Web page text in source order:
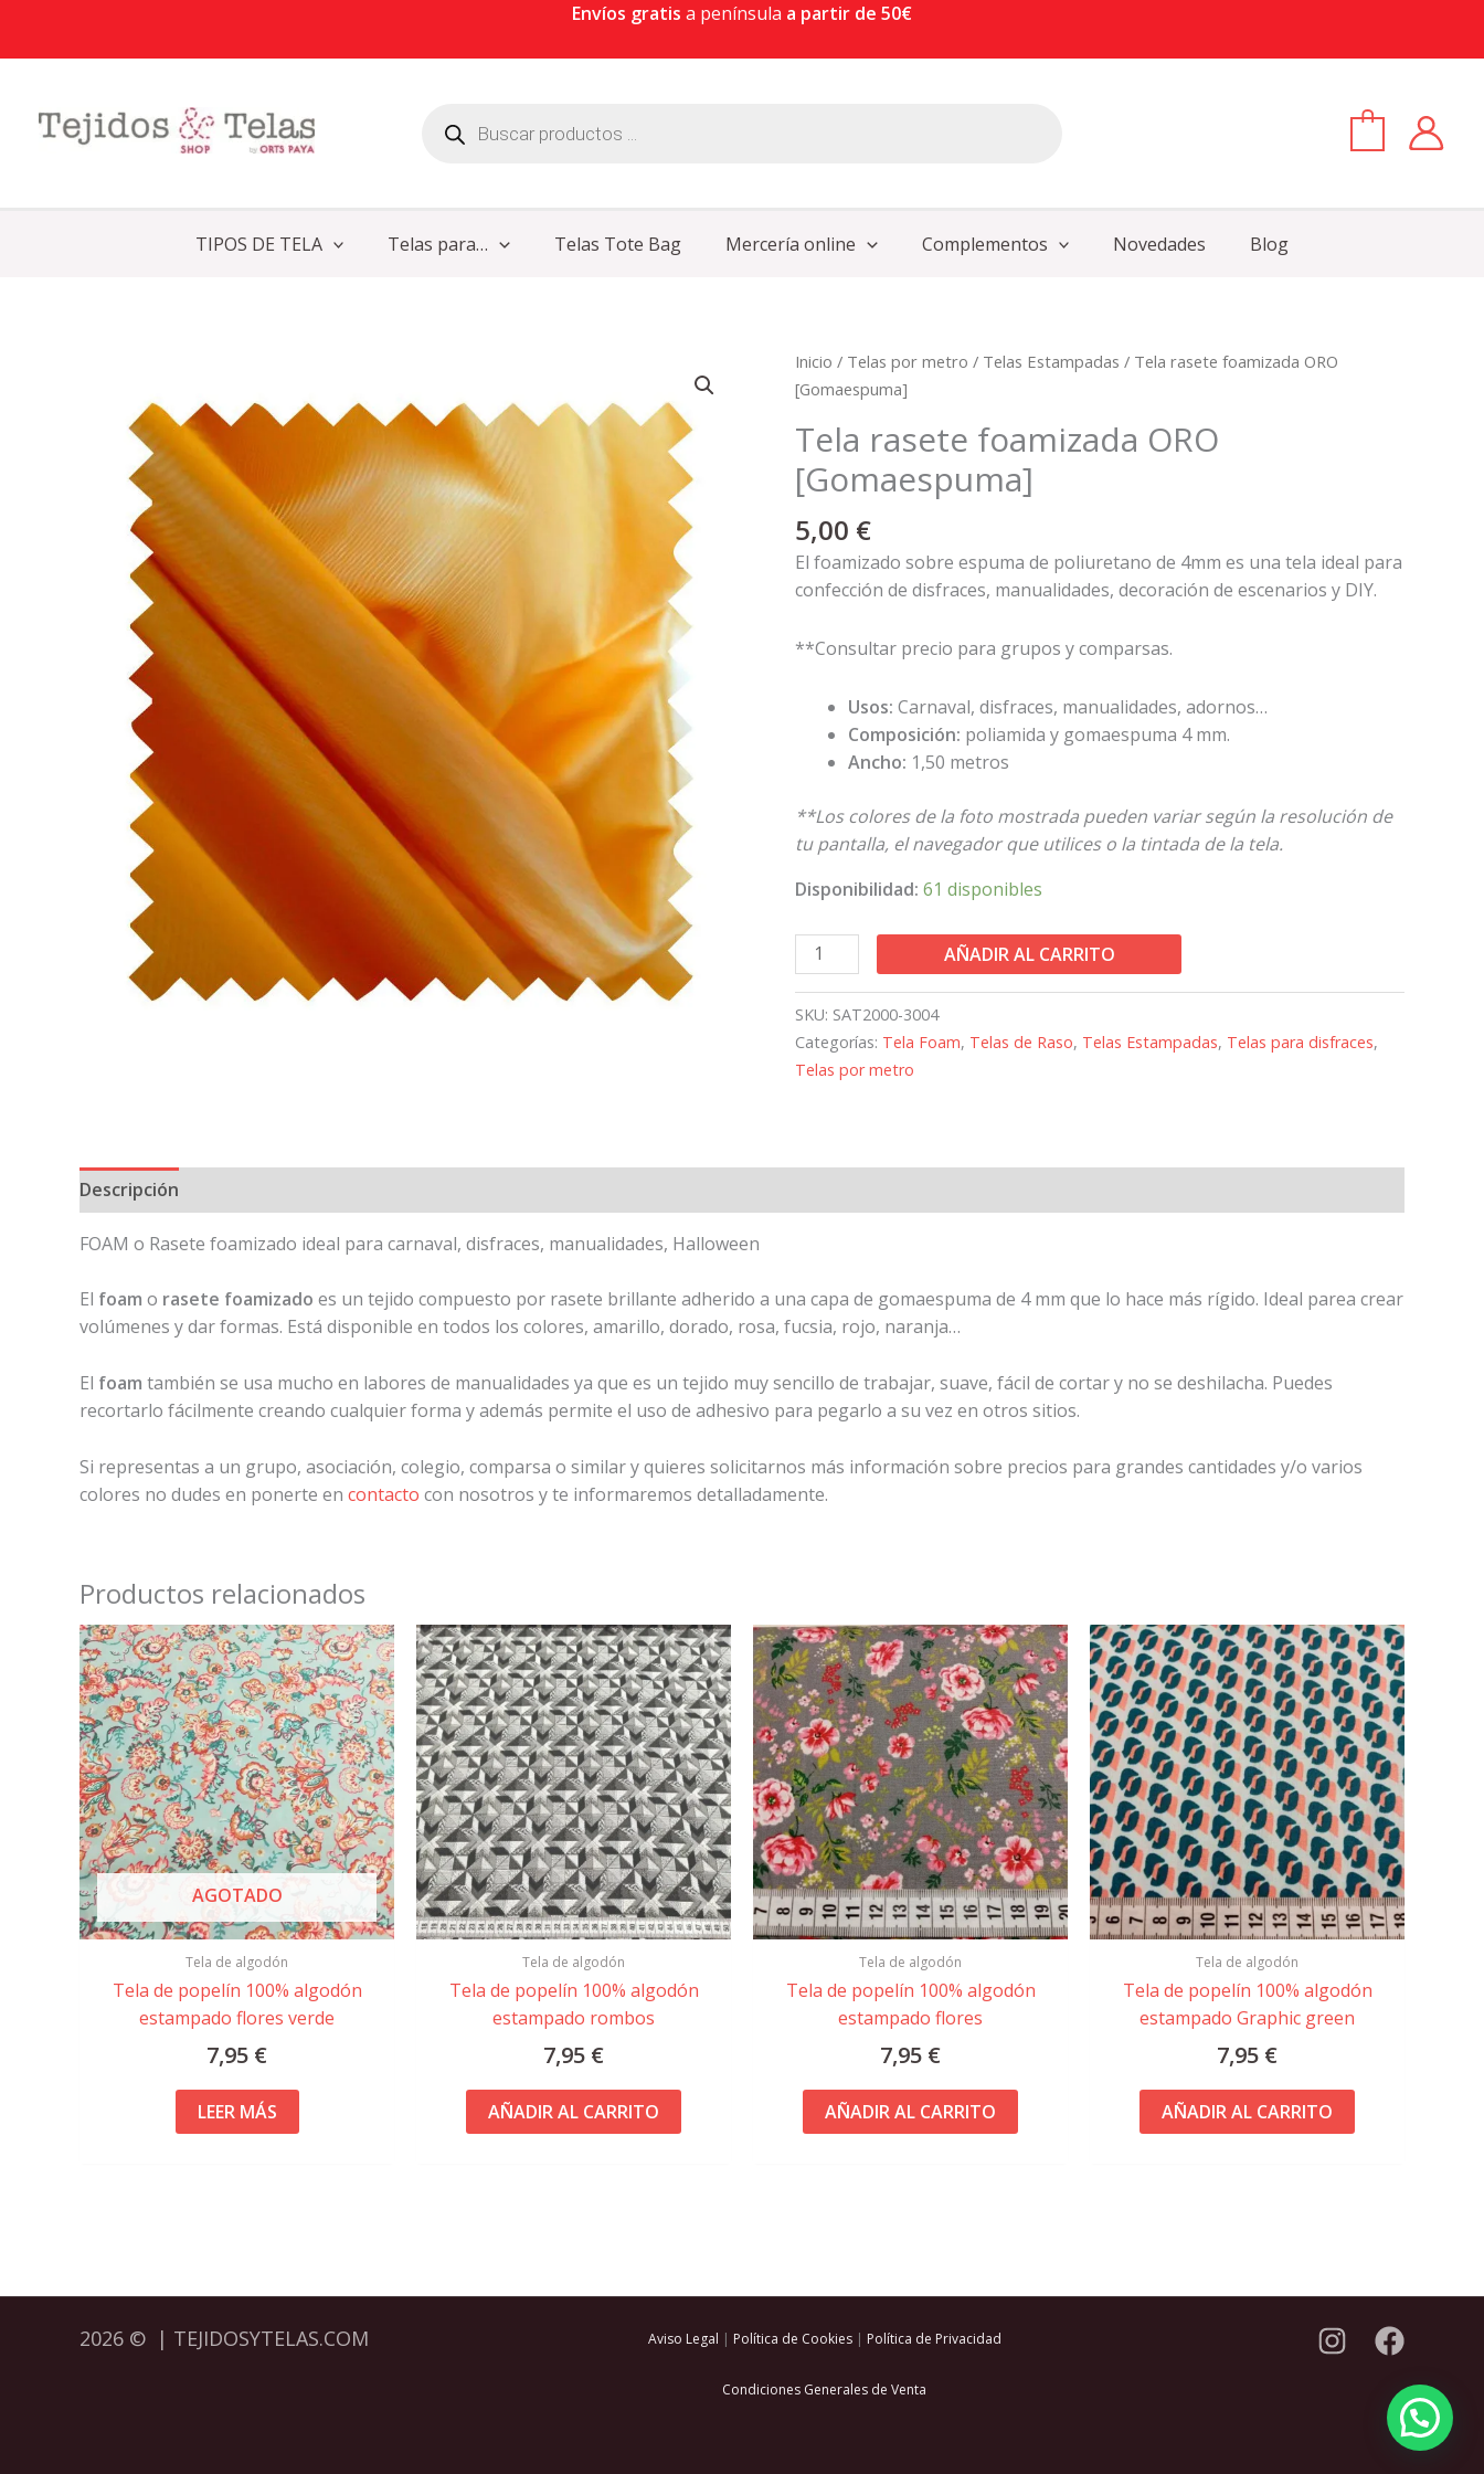
Envíos gratis a península a partir de 50€
TIPOS DE TELA Telas para… Telas Tote Bag Mercería online Complementos Novedades Blog
Inicio / Telas por metro / Telas Estampadas / Tela rasete foamizada ORO
[Gomaespuma]
Tela rasete foamizada ORO
[Gomaespuma]
5,00 €
El foamizado sobre espuma de poliuretano de 4mm es una tela ideal para
confección de disfraces, manualidades, decoración de escenarios y DIY.
**Consultar precio para grupos y comparsas.
Usos: Carnaval, disfraces, manualidades, adornos…
Composición: poliamida y gomaespuma 4 mm.
Ancho: 1,50 metros
**Los colores de la foto mostrada pueden variar según la resolución de
tu pantalla, el navegador que utilices o la tintada de la tela.
Disponibilidad: 61 disponibles
Tela
rasete
ORO
[Gomaespuma]
cantidad
AÑADIR AL CARRITO
SKU: SAT2000-3004
Categorías: Tela Foam, Telas de Raso, Telas Estampadas, Telas para disfraces,
Telas por metro
Descripción
FOAM o Rasete foamizado ideal para carnaval, disfraces, manualidades, Halloween
El foam o rasete foamizado es un tejido compuesto por rasete brillante adherido a una capa de gomaespuma de 4 mm que lo hace más rígido. Ideal parea crear
volúmenes y dar formas. Está disponible en todos los colores, amarillo, dorado, rosa, fucsia, rojo, naranja…
El foam también se usa mucho en labores de manualidades ya que es un tejido muy sencillo de trabajar, suave, fácil de cortar y no se deshilacha. Puedes
recortarlo fácilmente creando cualquier forma y además permite el uso de adhesivo para pegarlo a su vez en otros sitios.
Si representas a un grupo, asociación, colegio, comparsa o similar y quieres solicitarnos más información sobre precios para grandes cantidades y/o varios
colores no dudes en ponerte en contacto con nosotros y te informaremos detalladamente.
Productos relacionados
AGOTADO
Tela de algodón
Tela de popelín 100% algodón
estampado flores verde
7,95 €
LEER MÁS
Tela de algodón
Tela de popelín 100% algodón
estampado rombos
7,95 €
AÑADIR AL CARRITO
Tela de algodón
Tela de popelín 100% algodón
estampado flores
7,95 €
AÑADIR AL CARRITO
Tela de algodón
Tela de popelín 100% algodón
estampado Graphic green
7,95 €
AÑADIR AL CARRITO
2026 © | TEJIDOSYTELAS.COM Aviso Legal | Política de Cookies| Política de Privacidad
Condiciones Generales de Venta